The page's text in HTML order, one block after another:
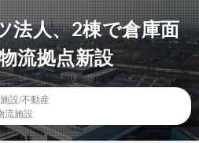
法人、2棟で倉庫面
流拠点新設
設/不動産
流施設